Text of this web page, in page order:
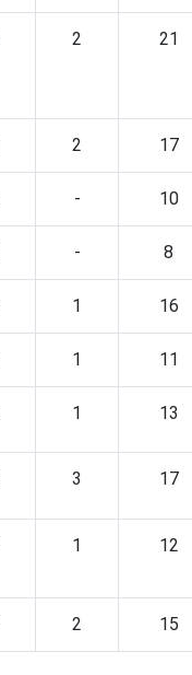
2 21
2 17
- 10
- 8
1 16
1 11
1 13
3 17
1 12
2 15